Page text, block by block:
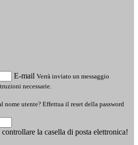
E-mail Verrà inviato un messaggio
necessarie.
nome utente? Effettua il reset della password
la casella di posta elettronica!